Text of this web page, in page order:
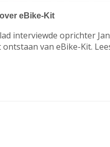
eBike-Kit
interviewde oprichter
van eBike-Kit.